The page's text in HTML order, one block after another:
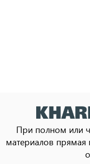
При полном или
материалов прямая